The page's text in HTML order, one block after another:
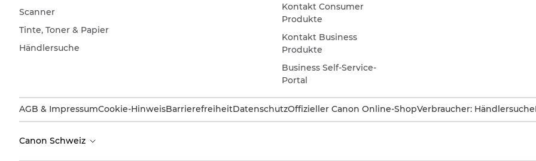
Scanner
Tinte, Toner & Papier
Händlersuche
Kontakt Consumer
Produkte
Kontakt Business
Produkte
Business Self-Service-
Portal
AGB & ImpressumCookie-HinweisBarrierefreiheitDatenschutzOffizieller Canon Online-ShopVerbraucher: Händlersuche
Canon Schweiz